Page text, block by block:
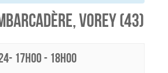
Vorey (43)
17h00- 18h00